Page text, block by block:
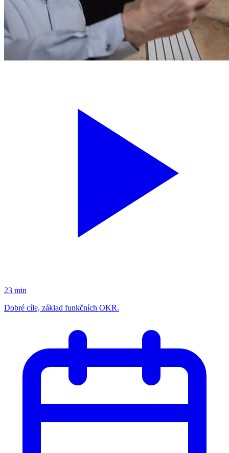
23 min
Dobré cíle, základ funkčních OKR.